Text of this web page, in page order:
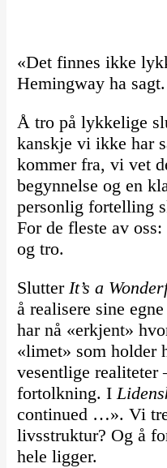
«Det finnes ikke
Hemingway ha
Å tro på lykkelige
kanskje vi ikke har
kommer fra, vi vet
begynnelse og en
personlig fortelling
For de fleste av
og tro.
Slutter It’s a
å realisere sine
har nå «erkjent»
«limet» som holder
vesentlige
fortolkning. I
continued …». Vi
livsstruktur? Og å
hele ligger.